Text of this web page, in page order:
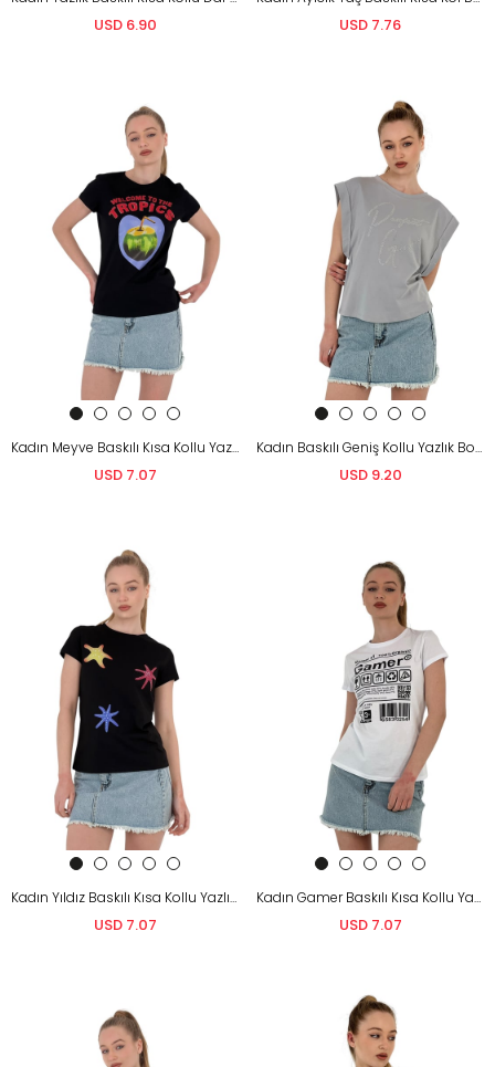
USD 6.90 USD 7.76
Kadın Meyve Baskılı Kısa Kollu Yazlık Siyah Tişört
USD 7.07
Kadın Baskılı Geniş Kollu Yazlık Bol Gri Tişört
USD 9.20
Kadın Yıldız Baskılı Kısa Kollu Yazlık Siyah Tişört
USD 7.07
Kadın Gamer Baskılı Kısa Kollu Yazlık Beyaz Tişört
USD 7.07